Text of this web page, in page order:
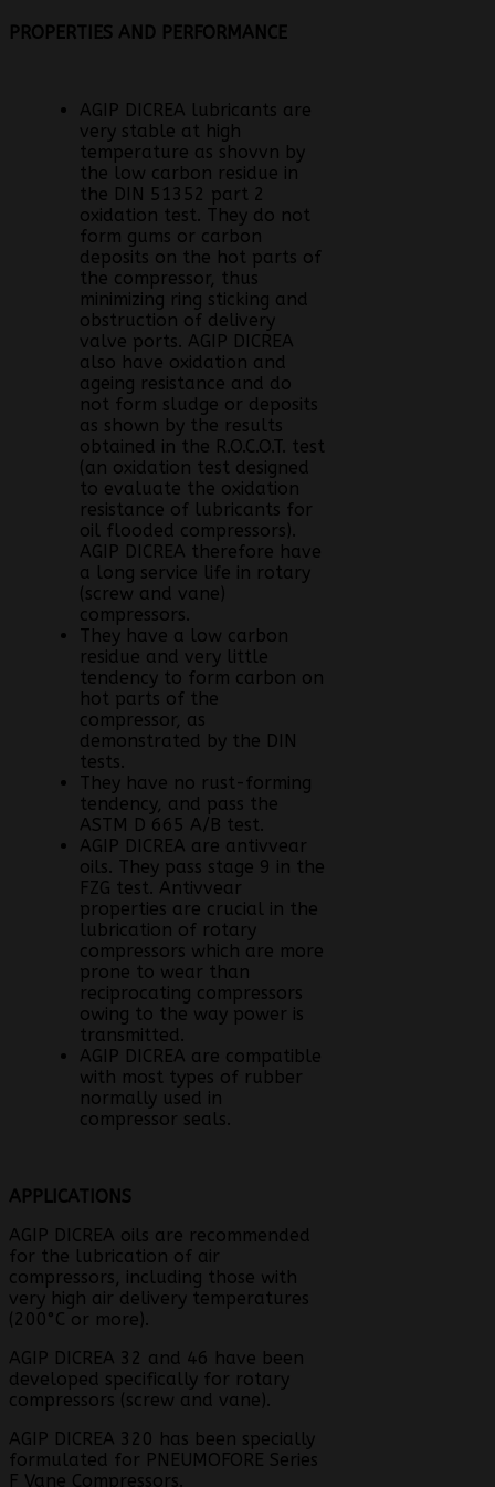
PROPERTIES AND PERFORMANCE
AGIP DICREA lubricants are
very stable at high
temperature as shovvn by
the low carbon residue in
the DIN 51352 part 2
oxidation test. They do not
form gums or carbon
deposits on the hot parts of
the compressor, thus
minimizing ring sticking and
obstruction of delivery
valve ports. AGIP DICREA
also have oxidation and
ageing resistance and do
not form sludge or deposits
as shown by the results
obtained in the R.O.C.O.T. test
(an oxidation test designed
to evaluate the oxidation
resistance of lubricants for
oil flooded compressors).
AGIP DICREA therefore have
a long service life in rotary
(screw and vane)
compressors.
They have a low carbon
residue and very little
tendency to form carbon on
hot parts of the
compressor, as
demonstrated by the DIN
tests.
They have no rust-forming
tendency, and pass the
ASTM D 665 A/B test.
AGIP DICREA are antivvear
oils. They pass stage 9 in the
FZG test. Antivvear
properties are crucial in the
lubrication of rotary
compressors which are more
prone to wear than
reciprocating compressors
owing to the way power is
transmitted.
AGIP DICREA are compatible
with most types of rubber
normally used in
compressor seals.
APPLICATIONS
AGIP DICREA oils are recommended
for the lubrication of air
compressors, including those with
very high air delivery temperatures
(200°C or more).
AGIP DICREA 32 and 46 have been
developed specifically for rotary
compressors (screw and vane).
AGIP DICREA 320 has been specially
formulated for PNEUMOFORE Series
F Vane Compressors.